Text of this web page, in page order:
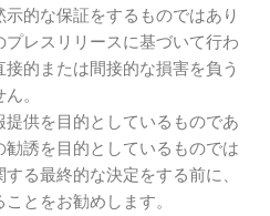
的な保証をするものではあり
レスリリースに基づいて行わ
的または間接的な損害を負う
。
供を目的としているものであ
誘を目的としているものでは
る最終的な決定をする前に、
とをお勧めします。